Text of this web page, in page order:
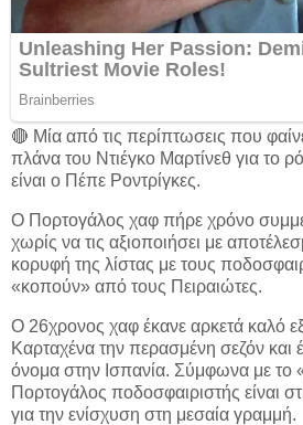
🔴 Μία από τις περίπτωσεις που
πλάνα του Ντιέγκο Μαρτίνεθ για το
είναι ο Πέπε Ροντρίγκες.
Ο Πορτογάλος χαφ πήρε χρόνο
χωρίς να τις αξιοποιήσει με
κορυφή της λίστας με τους
«κοπούν» από τους Πειραιώτες.
Ο 26χρονος χαφ έκανε αρκετά καλό
Καρταχένα την περασμένη σεζόν και
όνομα στην Ισπανία. Σύμφωνα με
Πορτογάλος ποδοσφαιριστής είναι
για την ενίσχυση στη μεσαία γραμμή.